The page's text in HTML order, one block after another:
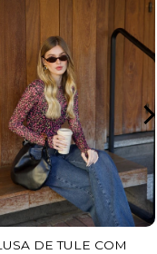
DE TULE COM